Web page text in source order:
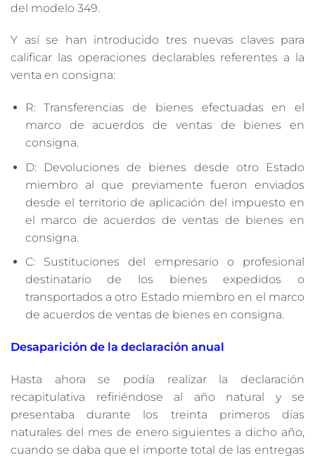
del modelo 349.
Y así se han introducido tres nuevas claves para
calificar las operaciones declarables referentes a la
venta en consigna:
R: Transferencias de bienes efectuadas en el
marco de acuerdos de ventas de bienes en
consigna.
D: Devoluciones de bienes desde otro Estado
miembro al que previamente fueron enviados
desde el territorio de aplicación del impuesto en
el marco de acuerdos de ventas de bienes en
consigna.
C: Sustituciones del empresario o profesional
destinatario de los bienes expedidos o
transportados a otro Estado miembro en el marco
de acuerdos de ventas de bienes en consigna.
Desaparición de la declaración anual
Hasta ahora se podía realizar la declaración
recapitulativa refiriéndose al año natural y se
presentaba durante los treinta primeros días
naturales del mes de enero siguientes a dicho año,
cuando se daba que el importe total de las entregas